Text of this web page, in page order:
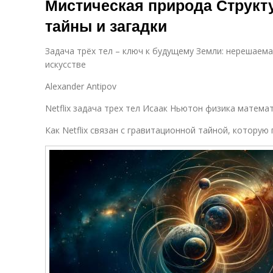
Мистическая природа
тайны и загадки
Задача трёх тел – ключ к будущему Земли:
искусстве
Alexander Antipov
Netflix задача трех тел Исаак Ньютон физика
Как Netflix связан с гравитационной тайной,